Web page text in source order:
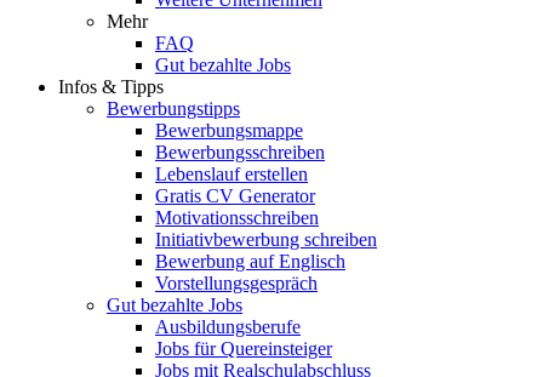
Mehr
FAQ
Gut bezahlte Jobs
Infos & Tipps
Bewerbungstipps
Bewerbungsmappe
Bewerbungsschreiben
Lebenslauf erstellen
Gratis CV Generator
Motivationsschreiben
Initiativbewerbung schreiben
Bewerbung auf Englisch
Vorstellungsgespräch
Gut bezahlte Jobs
Ausbildungsberufe
Jobs für Quereinsteiger
Jobs mit Realschulabschluss